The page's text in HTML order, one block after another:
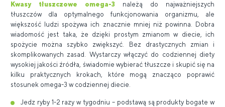
Kwasy tłuszczowe omega-3 należą do najważniejszych
tłuszczów dla optymalnego funkcjonowania organizmu, ale
większość ludzi spożywa ich znacznie mniej niż powinna. Dobra
wiadomość jest taka, że ​​dzięki prostym zmianom w diecie, ich
spożycie można szybko zwiększyć. Bez drastycznych zmian i
skomplikowanych zasad. Wystarczy włączyć do codziennej diety
wysokiej jakości źródła, świadomie wybierać tłuszcze i skupić się na
kilku praktycznych krokach, które mogą znacząco poprawić
stosunek omega-3 w codziennej diecie.
Jedz ryby 1-2 razy w tygodniu – podstawą są produkty bogate w